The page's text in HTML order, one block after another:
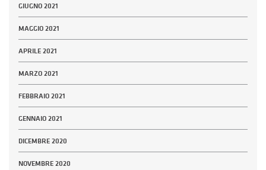
GIUGNO 2021
MAGGIO 2021
APRILE 2021
MARZO 2021
FEBBRAIO 2021
GENNAIO 2021
DICEMBRE 2020
NOVEMBRE 2020